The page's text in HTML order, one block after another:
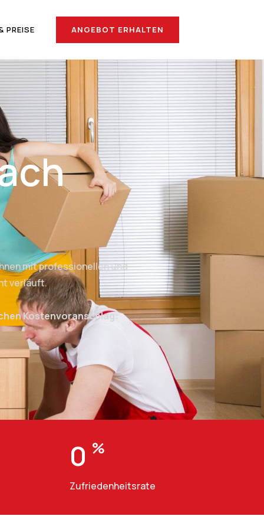
PREISE ANGEBOT ERHALTEN
mit professionellen und
verläuft.
Kostenvoranschlag:
0 %
Zufriedenheitsrate